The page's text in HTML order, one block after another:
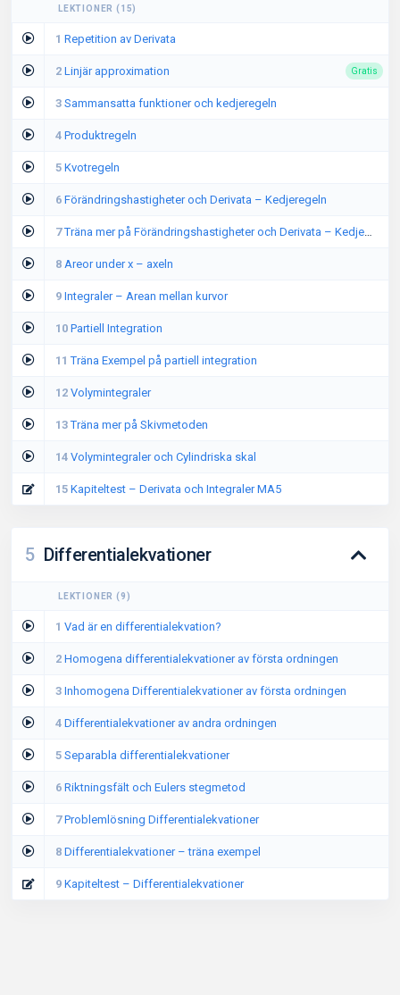
LEKTIONER (15)
1 Repetition av Derivata
2 Linjär approximation Gratis
3 Sammansatta funktioner och kedjeregeln
4 Produktregeln
5 Kvotregeln
6 Förändringshastigheter och Derivata – Kedjeregeln
7Träna mer på Förändringshastigheter och Derivata – Kedjeregeln
8 Areor under x – axeln
9 Integraler – Arean mellan kurvor
10 Partiell Integration
11Träna Exempel på partiell integration
12 Volymintegraler
13Träna mer på Skivmetoden
14 Volymintegraler och Cylindriska skal
15 Kapiteltest – Derivata och Integraler MA5
5 Differentialekvationer
LEKTIONER (9)
1 Vad är en differentialekvation?
2 Homogena differentialekvationer av första ordningen
3 Inhomogena Differentialekvationer av första ordningen
4 Differentialekvationer av andra ordningen
5 Separabla differentialekvationer
6 Riktningsfält och Eulers stegmetod
7Problemlösning Differentialekvationer
8 Differentialekvationer – träna exempel
9 Kapiteltest – Differentialekvationer